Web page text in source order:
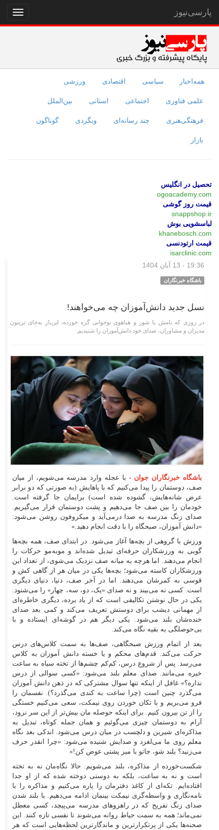
نمایش
منو
پارسی‌نیوز
همه‌اخبار سیاسی اقتصادی ورزشی
علمی فناوری اجتماعی استانی بین‌الملل
فرهنگی‌هنری چند رسانه‌ای وبگردی گوناگون
بازار
تحصیل در انگلیس
ogoacademy.com
قیمت روز گوشی
snappshop.ir
لباسشویی بوش
khanebosch.com
قیمت ارتودنسی
isarclinic.com
19:36 - 13 آبان 1404
باشگاه خبرنگاران
نسل جدید دانش‌آموزان چه می‌خواهند!
در روزی که نامش با شور و هیاهوی نوجوانی گره خورده، این‌بار به‌جای تریبون
مدیران و مشاوران، صدای خود دانش‌آموزان را شنیدیم.
باشگاه خبرنگاران جوان- با عجله وارد مدرسه می‌شویم، از میان
صف، دوستمان را پیدا می‌کنیم که با پاهایش (به صورتی که دو برابر
عرض شانه‌هایش، گشوده شده است) برایمان جا گرفته است.
خودمان را بین صف جا می‌دهیم و پشت دوستمان قرار می‌گیریم.
صدای زنگ مدرسه به صدا درمی‌آید و میکروفون روشن می‌شود:
«دانش آموزان، صبحگاه را با دقت انجام دهید.»
ورزش با گروهی از بچه‌ها آغاز می‌شود. در ابتدای صف، همه بچه‌ها
گویی به ورزشکاران حرفه‌ای تبدیل شده‌اند و موبه‌مو حرکات را
انجام می‌دهند. اما هرچه به میانه صف نزدیک می‌شوی، از تعداد این
ورزشکاران کاسته می‌شود؛ بچه‌ها یکی در میان هر از گاهی کش و
قوسی به کمرشان می‌دهند. اما در آخر صف، دنیا، دنیای دیگری
است. کسی نه می‌بیند و نه صدای «یک، دو، سه، چهار» را می‌شنود.
یکی در حال نوشتن تکالیفی است که از یاد برده، دیگری خاطره‌ای
از مهمانی دیشب برای دوستش تعریف می‌کند و کمی بعد صدای
خنده‌شان بلند می‌شود. یکی دیگر هم در گوشه‌ای ایستاده و با
بی‌حوصلگی به بقیه نگاه می‌کند.
بعد از اتمام ورزش صبحگاهی، صف‌ها به سمت کلاس‌های درس
حرکت می‌کند. قدم‌های محکم و یا خسته دانش آموزان به کلاس
می‌رسد. پس از شروع درس، کم‌کم چشم‌ها از تخته سیاه به ساعت
خیره می‌مانند. صدای معلم بلند می‌شود: «کسی سوالی از درس
نداره؟» غافل از اینکه تنها سوال مشترکی که در ذهن دانش آموزان
می‌گذرد چنین است (چرا ساعت به کندی می‌گذرد؟). نفسمان را
فرو می‌بریم و با تکان خوردن روی نیمکت، سعی می‌کنیم خستگی
را از تن بیرون کنیم. برای اینکه حوصله مان بیش‌تر از این سر نرود،
آرام به دوستمان چیزی می‌گوئیم و همان جمله کوتاه، تبدیل به
مذاکره‌ای شیرین و دلچسب در میان درس می‌شود. اندکی بعد نگاه
معلم روی ما می‌لغزد و صدایش شنیده می‌شود: «چرا انقدر حرف
می‌زنید؟ بلند شو، جاتو با میز پشتی عوض کن!»
شکست‌خورده از مذاکره، بلند می‌شویم. حالا نگاه‌مان نه به تخته
است و نه به ساعت، بلکه به دوستی دوخته شده که از او جدا
افتاده‌ایم. تکه‌ای از کاغذ دفترمان را پاره می‌کنیم و مذاکره را با
نامه‌نگاری و واسطه‌گری نیمکت بینمان ادامه می‌دهیم. با بلند شدن
صدای زنگ تفریح که در راهرو‌های مدرسه می‌پیچد، کسی معطل
نمی‌ماند؛ همه به سمت حیاط روانه می‌شوند تا نفسی تازه کنند. این
صحنه‌ها یکی از پرتکرارترین و ماندگارترین لحظه‌هایی است که هر